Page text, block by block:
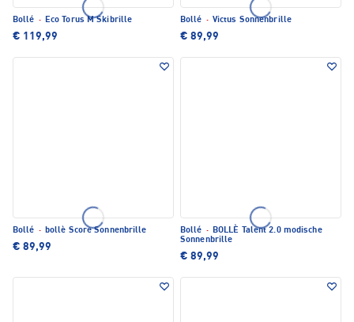
Bollé · Eco Torus M Skibrille
€ 119,99
Bollé · Victus Sonnenbrille
€ 89,99
Bollé · bollè Score Sonnenbrille
€ 89,99
Bollé · BOLLÈ Talent 2.0 modische
Sonnenbrille
€ 89,99